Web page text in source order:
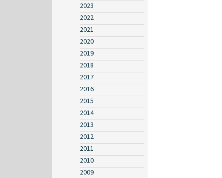
2023
2022
2021
2020
2019
2018
2017
2016
2015
2014
2013
2012
2011
2010
2009